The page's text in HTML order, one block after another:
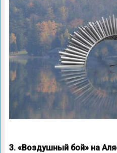
3. «Воздушный бой» на